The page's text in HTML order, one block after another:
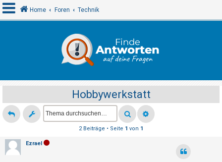
e
l
d
e
Home Foren Technik
Hobbywerkstatt
2 Beiträge • Seite 1 von 1
Ezrael